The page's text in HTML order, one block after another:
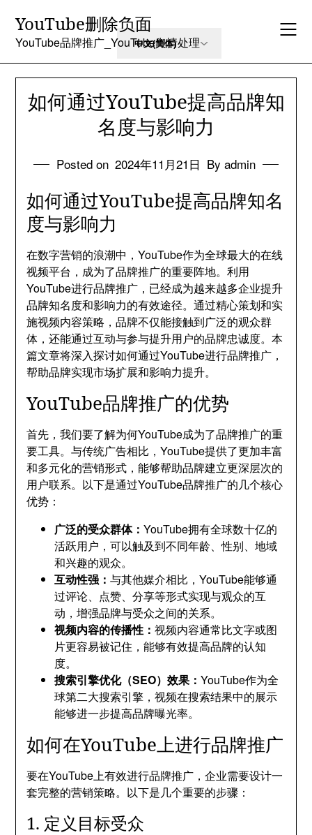
content
YouTube删除负面
YouTube品牌推广_YouTube舆情处理
如何通过YouTube提高品牌知
名度与影响力
Posted on 2024年11月21日 By admin
如何通过YouTube提高品牌知名
度与影响力
在数字营销的浪潮中，YouTube作为全球最大的在线
视频平台，成为了品牌推广的重要阵地。利用
YouTube进行品牌推广，已经成为越来越多企业提升
品牌知名度和影响力的有效途径。通过精心策划和实
施视频内容策略，品牌不仅能接触到广泛的观众群
体，还能通过互动与参与提升用户的品牌忠诚度。本
篇文章将深入探讨如何通过YouTube进行品牌推广，
帮助品牌实现市场扩展和影响力提升。
YouTube品牌推广的优势
首先，我们要了解为何YouTube成为了品牌推广的重
要工具。与传统广告相比，YouTube提供了更加丰富
和多元化的营销形式，能够帮助品牌建立更深层次的
用户联系。以下是通过YouTube品牌推广的几个核心
优势：
广泛的受众群体：YouTube拥有全球数十亿的
活跃用户，可以触及到不同年龄、性别、地域
和兴趣的观众。
互动性强：与其他媒介相比，YouTube能够通
过评论、点赞、分享等形式实现与观众的互
动，增强品牌与受众之间的关系。
视频内容的传播性：视频内容通常比文字或图
片更容易被记住，能够有效提高品牌的认知
度。
搜索引擎优化（SEO）效果：YouTube作为全
球第二大搜索引擎，视频在搜索结果中的展示
能够进一步提高品牌曝光率。
如何在YouTube上进行品牌推广
要在YouTube上有效进行品牌推广，企业需要设计一
套完整的营销策略。以下是几个重要的步骤：
1. 定义目标受众